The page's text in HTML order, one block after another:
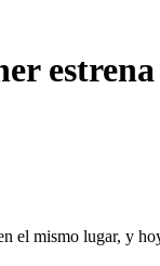
el mismo lugar, y